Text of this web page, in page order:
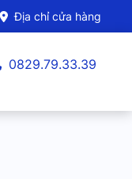
Địa chỉ cửa hàng
0829.79.33.39